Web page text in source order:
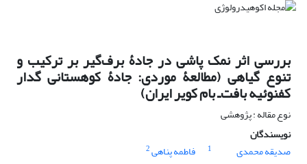
بررسی اثر نمک‏ پاشی در جادۀ برف‌گیر بر ترکیب و
تنوع گیاهی (مطالعۀ موردی: جادۀ کوهستانی گدار
کفنوئیه بافت‌ـ بام کویر ایران)
نوع مقاله : پژوهشی
نویسندگان
صدیقه محمدی
1 فاطمه پناهی2